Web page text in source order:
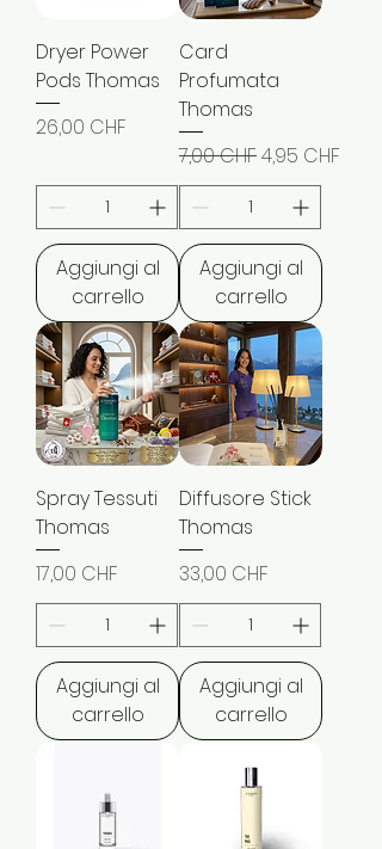
Dryer Power
Pods Thomas
Prezzo
26,00 CHF
Aggiungi al
carrello
Card
Profumata
Thomas
Prezzo regolare
7,00 CHFPrezzo
4,95 CHF
Aggiungi al
carrello
Spray Tessuti
Thomas
Prezzo
17,00 CHF
Aggiungi al
carrello
Diffusore Stick
Thomas
Prezzo
33,00 CHF
Aggiungi al
carrello